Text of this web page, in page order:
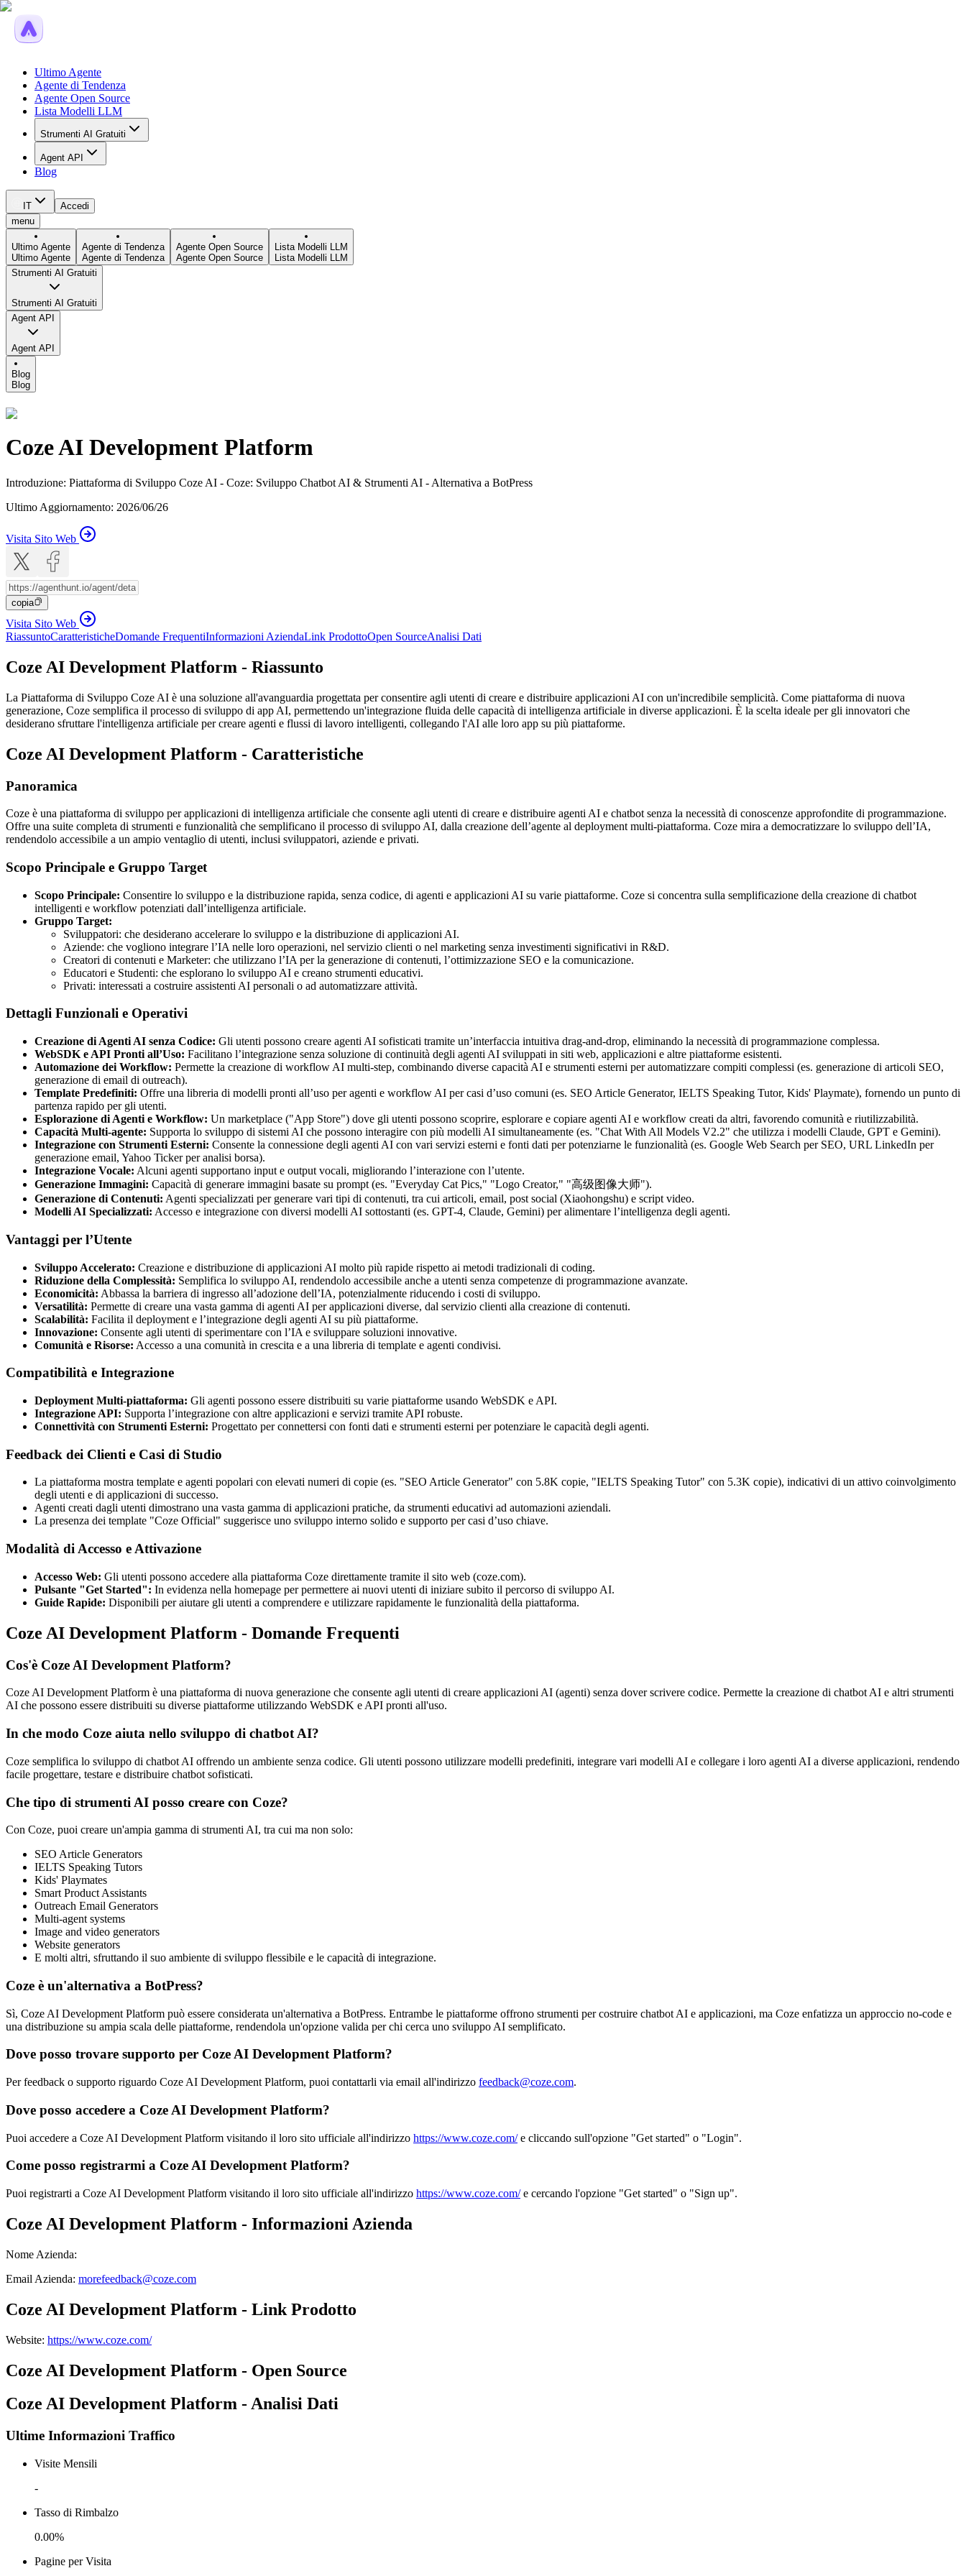
Ultimo Agente
Agente di Tendenza
Agente Open Source
Lista Modelli LLM
Strumenti AI Gratuiti
Agent API
Blog
IT
Accedi
menu
Ultimo Agente
Ultimo Agente
Agente di Tendenza
Agente di Tendenza
Agente Open Source
Agente Open Source
Lista Modelli LLM
Lista Modelli LLM
Strumenti AI Gratuiti
Strumenti AI Gratuiti
Agent API
Agent API
Blog
Blog
Coze AI Development Platform
Introduzione: Piattaforma di Sviluppo Coze AI - Coze: Sviluppo Chatbot AI & Strumenti AI - Alternativa a BotPress
Ultimo Aggiornamento: 2026/06/26
Visita Sito Web
copia
Visita Sito Web
RiassuntoCaratteristicheDomande FrequentiInformazioni AziendaLink ProdottoOpen SourceAnalisi Dati
Coze AI Development Platform - Riassunto
La Piattaforma di Sviluppo Coze AI è una soluzione all'avanguardia progettata per consentire agli utenti di creare e distribuire applicazioni AI con un'incredibile semplicità. Come piattaforma di nuova
generazione, Coze semplifica il processo di sviluppo di app AI, permettendo un'integrazione fluida delle capacità di intelligenza artificiale in diverse applicazioni. È la scelta ideale per gli innovatori che
desiderano sfruttare l'intelligenza artificiale per creare agenti e flussi di lavoro intelligenti, collegando l'AI alle loro app su più piattaforme.
Coze AI Development Platform - Caratteristiche
Panoramica
Coze è una piattaforma di sviluppo per applicazioni di intelligenza artificiale che consente agli utenti di creare e distribuire agenti AI e chatbot senza la necessità di conoscenze approfondite di programmazione.
Offre una suite completa di strumenti e funzionalità che semplificano il processo di sviluppo AI, dalla creazione dell’agente al deployment multi-piattaforma. Coze mira a democratizzare lo sviluppo dell’IA,
rendendolo accessibile a un ampio ventaglio di utenti, inclusi sviluppatori, aziende e privati.
Scopo Principale e Gruppo Target
Scopo Principale: Consentire lo sviluppo e la distribuzione rapida, senza codice, di agenti e applicazioni AI su varie piattaforme. Coze si concentra sulla semplificazione della creazione di chatbot
intelligenti e workflow potenziati dall’intelligenza artificiale.
Gruppo Target:
Sviluppatori: che desiderano accelerare lo sviluppo e la distribuzione di applicazioni AI.
Aziende: che vogliono integrare l’IA nelle loro operazioni, nel servizio clienti o nel marketing senza investimenti significativi in R&D.
Creatori di contenuti e Marketer: che utilizzano l’IA per la generazione di contenuti, l’ottimizzazione SEO e la comunicazione.
Educatori e Studenti: che esplorano lo sviluppo AI e creano strumenti educativi.
Privati: interessati a costruire assistenti AI personali o ad automatizzare attività.
Dettagli Funzionali e Operativi
Creazione di Agenti AI senza Codice: Gli utenti possono creare agenti AI sofisticati tramite un’interfaccia intuitiva drag-and-drop, eliminando la necessità di programmazione complessa.
WebSDK e API Pronti all’Uso: Facilitano l’integrazione senza soluzione di continuità degli agenti AI sviluppati in siti web, applicazioni e altre piattaforme esistenti.
Automazione dei Workflow: Permette la creazione di workflow AI multi-step, combinando diverse capacità AI e strumenti esterni per automatizzare compiti complessi (es. generazione di articoli SEO,
generazione di email di outreach).
Template Predefiniti: Offre una libreria di modelli pronti all’uso per agenti e workflow AI per casi d’uso comuni (es. SEO Article Generator, IELTS Speaking Tutor, Kids' Playmate), fornendo un punto di
partenza rapido per gli utenti.
Esplorazione di Agenti e Workflow: Un marketplace ("App Store") dove gli utenti possono scoprire, esplorare e copiare agenti AI e workflow creati da altri, favorendo comunità e riutilizzabilità.
Capacità Multi-agente: Supporta lo sviluppo di sistemi AI che possono interagire con più modelli AI simultaneamente (es. "Chat With All Models V2.2" che utilizza i modelli Claude, GPT e Gemini).
Integrazione con Strumenti Esterni: Consente la connessione degli agenti AI con vari servizi esterni e fonti dati per potenziarne le funzionalità (es. Google Web Search per SEO, URL LinkedIn per
generazione email, Yahoo Ticker per analisi borsa).
Integrazione Vocale: Alcuni agenti supportano input e output vocali, migliorando l’interazione con l’utente.
Generazione Immagini: Capacità di generare immagini basate su prompt (es. "Everyday Cat Pics," "Logo Creator," "高级图像大师").
Generazione di Contenuti: Agenti specializzati per generare vari tipi di contenuti, tra cui articoli, email, post social (Xiaohongshu) e script video.
Modelli AI Specializzati: Accesso e integrazione con diversi modelli AI sottostanti (es. GPT-4, Claude, Gemini) per alimentare l’intelligenza degli agenti.
Vantaggi per l’Utente
Sviluppo Accelerato: Creazione e distribuzione di applicazioni AI molto più rapide rispetto ai metodi tradizionali di coding.
Riduzione della Complessità: Semplifica lo sviluppo AI, rendendolo accessibile anche a utenti senza competenze di programmazione avanzate.
Economicità: Abbassa la barriera di ingresso all’adozione dell’IA, potenzialmente riducendo i costi di sviluppo.
Versatilità: Permette di creare una vasta gamma di agenti AI per applicazioni diverse, dal servizio clienti alla creazione di contenuti.
Scalabilità: Facilita il deployment e l’integrazione degli agenti AI su più piattaforme.
Innovazione: Consente agli utenti di sperimentare con l’IA e sviluppare soluzioni innovative.
Comunità e Risorse: Accesso a una comunità in crescita e a una libreria di template e agenti condivisi.
Compatibilità e Integrazione
Deployment Multi-piattaforma: Gli agenti possono essere distribuiti su varie piattaforme usando WebSDK e API.
Integrazione API: Supporta l’integrazione con altre applicazioni e servizi tramite API robuste.
Connettività con Strumenti Esterni: Progettato per connettersi con fonti dati e strumenti esterni per potenziare le capacità degli agenti.
Feedback dei Clienti e Casi di Studio
La piattaforma mostra template e agenti popolari con elevati numeri di copie (es. "SEO Article Generator" con 5.8K copie, "IELTS Speaking Tutor" con 5.3K copie), indicativi di un attivo coinvolgimento
degli utenti e di applicazioni di successo.
Agenti creati dagli utenti dimostrano una vasta gamma di applicazioni pratiche, da strumenti educativi ad automazioni aziendali.
La presenza dei template "Coze Official" suggerisce uno sviluppo interno solido e supporto per casi d’uso chiave.
Modalità di Accesso e Attivazione
Accesso Web: Gli utenti possono accedere alla piattaforma Coze direttamente tramite il sito web (coze.com).
Pulsante "Get Started": In evidenza nella homepage per permettere ai nuovi utenti di iniziare subito il percorso di sviluppo AI.
Guide Rapide: Disponibili per aiutare gli utenti a comprendere e utilizzare rapidamente le funzionalità della piattaforma.
Coze AI Development Platform - Domande Frequenti
Cos'è Coze AI Development Platform?
Coze AI Development Platform è una piattaforma di nuova generazione che consente agli utenti di creare applicazioni AI (agenti) senza dover scrivere codice. Permette la creazione di chatbot AI e altri strumenti
AI che possono essere distribuiti su diverse piattaforme utilizzando WebSDK e API pronti all'uso.
In che modo Coze aiuta nello sviluppo di chatbot AI?
Coze semplifica lo sviluppo di chatbot AI offrendo un ambiente senza codice. Gli utenti possono utilizzare modelli predefiniti, integrare vari modelli AI e collegare i loro agenti AI a diverse applicazioni, rendendo
facile progettare, testare e distribuire chatbot sofisticati.
Che tipo di strumenti AI posso creare con Coze?
Con Coze, puoi creare un'ampia gamma di strumenti AI, tra cui ma non solo:
SEO Article Generators
IELTS Speaking Tutors
Kids' Playmates
Smart Product Assistants
Outreach Email Generators
Multi-agent systems
Image and video generators
Website generators
E molti altri, sfruttando il suo ambiente di sviluppo flessibile e le capacità di integrazione.
Coze è un'alternativa a BotPress?
Sì, Coze AI Development Platform può essere considerata un'alternativa a BotPress. Entrambe le piattaforme offrono strumenti per costruire chatbot AI e applicazioni, ma Coze enfatizza un approccio no-code e
una distribuzione su ampia scala delle piattaforme, rendendola un'opzione valida per chi cerca uno sviluppo AI semplificato.
Dove posso trovare supporto per Coze AI Development Platform?
Per feedback o supporto riguardo Coze AI Development Platform, puoi contattarli via email all'indirizzo feedback@coze.com.
Dove posso accedere a Coze AI Development Platform?
Puoi accedere a Coze AI Development Platform visitando il loro sito ufficiale all'indirizzo https://www.coze.com/e cliccando sull'opzione "Get started" o "Login".
Come posso registrarmi a Coze AI Development Platform?
Puoi registrarti a Coze AI Development Platform visitando il loro sito ufficiale all'indirizzo https://www.coze.com/e cercando l'opzione "Get started" o "Sign up".
Coze AI Development Platform - Informazioni Azienda
Nome Azienda:
Email Azienda: morefeedback@coze.com
Coze AI Development Platform - Link Prodotto
Website: https://www.coze.com/
Coze AI Development Platform - Open Source
Coze AI Development Platform - Analisi Dati
Ultime Informazioni Traffico
Visite Mensili
-
Tasso di Rimbalzo
0.00%
Pagine per Visita